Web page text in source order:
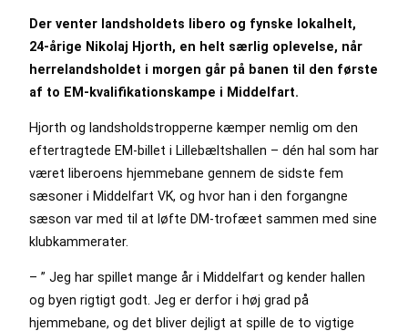
Der venter landsholdets libero og fynske lokalhelt,
24-årige Nikolaj Hjorth, en helt særlig oplevelse, når
herrelandsholdet i morgen går på banen til den første
af to EM-kvalifikationskampe i Middelfart.
Hjorth og landsholdstropperne kæmper nemlig om den
eftertragtede EM-billet i Lillebæltshallen – dén hal som har
været liberoens hjemmebane gennem de sidste fem
sæsoner i Middelfart VK, og hvor han i den forgangne
sæson var med til at løfte DM-trofæet sammen med sine
klubkammerater.
– ” Jeg har spillet mange år i Middelfart og kender hallen
og byen rigtigt godt. Jeg er derfor i høj grad på
hjemmebane, og det bliver dejligt at spille de to vigtige